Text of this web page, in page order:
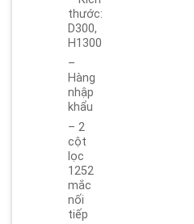
thước:
D300,
H1300
–
Hàng
nhập
khẩu
– 2
cột
lọc
1252
mắc
nối
tiếp